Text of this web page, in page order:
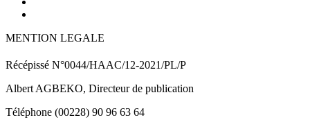
MENTION LEGALE
Récépissé N°0044/HAAC/12-2021/PL/P
Albert AGBEKO, Directeur de publication
Téléphone (00228) 90 96 63 64